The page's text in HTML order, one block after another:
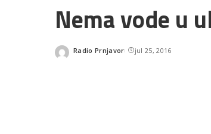
Nema vode u
Posted
Radio Prnjavor jul 25, 2016